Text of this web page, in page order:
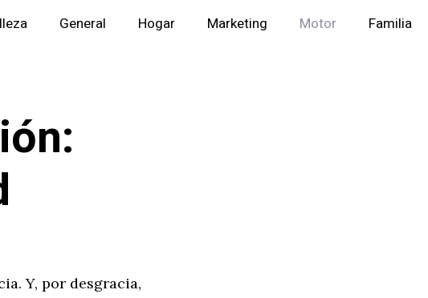
General Hogar Marketing Motor Familia
Y, por desgracia,